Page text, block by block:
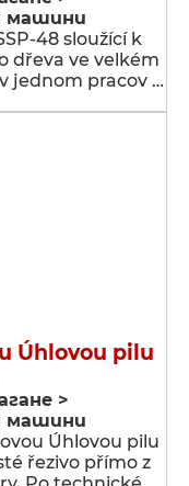
машини
48 sloužící k
dřeva ve velkém
jednom pracov …
Úhlovou pilu
>
машини
Úhlovou pilu
řezivo přímo z